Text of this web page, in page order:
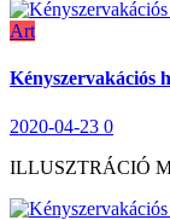
Art
Kényszervakációs
2020-04-23 0
ILLUSZTRÁCIÓ